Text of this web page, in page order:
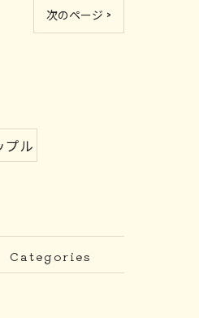
次のページ >
プル
Categories